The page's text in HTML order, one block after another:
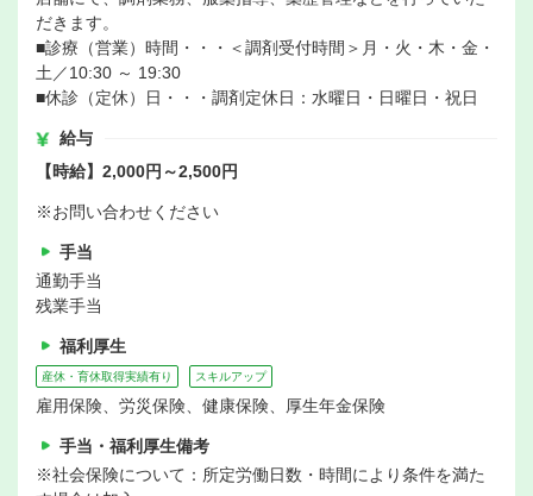
だきます。
■診療（営業）時間・・・＜調剤受付時間＞月・火・木・金・
土／10:30 ～ 19:30
■休診（定休）日・・・調剤定休日：水曜日・日曜日・祝日
給与
【時給】2,000円～2,500円
※お問い合わせください
手当
通勤手当
残業手当
福利厚生
産休・育休取得実績有り スキルアップ
雇用保険、労災保険、健康保険、厚生年金保険
手当・福利厚生備考
※社会保険について：所定労働日数・時間により条件を満た